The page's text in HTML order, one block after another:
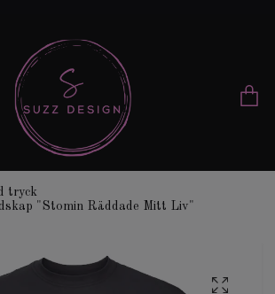
tryck
"Stomin Räddade Mitt Liv"